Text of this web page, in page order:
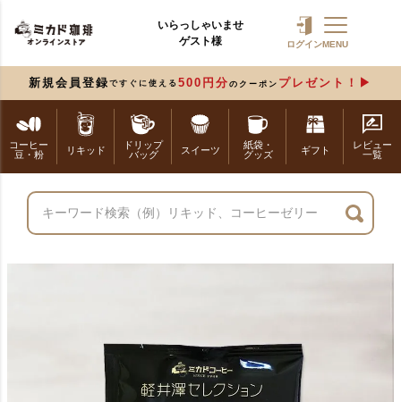
いらっしゃいませ
ゲスト様
ログインMENU
新規会員登録 ですぐに使える 500円分 のクーポン プレゼント！
コーヒー
豆・粉
リキッド
ドリップ
バッグ
スイーツ
紙袋・
グッズ
ギフト
レビュー
一覧